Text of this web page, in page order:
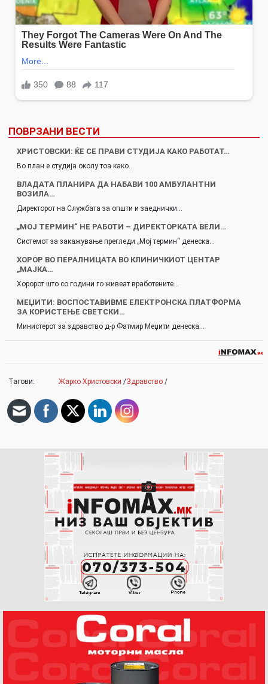
ПОВРЗАНИ ВЕСТИ
ХРИСТОВСКИ: ЌЕ СЕ ПРАВИ СТУДИЈА КАКО РАБОТАТ…
Во план е студија околу тоа како…
ВЛАДАТА ПЛАНИРА ДА НАБАВИ 100 АМБУЛАНТНИ
ВОЗИЛА…
Директорот на Службата за општи и заеднички…
„МОЈ ТЕРМИН“ НЕ РАБОТИ – ДИРЕКТОРКАТА ВЕЛИ…
Системот за закажување прегледи „Мој термин“ денеска…
ХОРОР ВО ПЕРАЛНИЦАТА ВО КЛИНИЧКИОТ ЦЕНТАР
„МАЈКА…
Хоророт што со години го живеат вработените…
МЕЏИТИ: ВОСПОСТАВИВМЕ ЕЛЕКТРОНСКА ПЛАТФОРМА
ЗА КОРИСТЕЊЕ СВЕТСКИ…
Министерот за здравство д-р Фатмир Меџити денеска…
Тагови: Жарко Христовски /Здравство /